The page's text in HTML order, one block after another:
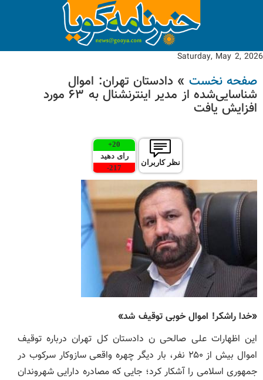
Saturday, May 2, 2026
صفحه نخست » دادستان تهران: اموال
شناسایی‌شده از مدیر اینترنشنال به ۶۳ مورد
افزایش یافت
نظر کاربران
20
+
رای دهید
217
-
«خدا راشکر! اموال خوبی توقیف شد»
این اظهارات علی صالحی ن دادستان کل تهران درباره توقیف
اموال بیش از ۲۵۰ نفر، بار دیگر چهره واقعی سازوکار سرکوب در
جمهوری اسلامی را آشکار کرد؛ جایی که مصادره دارایی شهروندان